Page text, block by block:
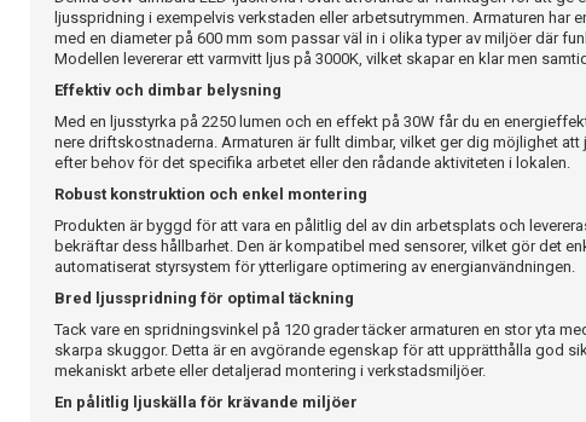
ljusspridning i exempelvis verkstaden eller arbetsutrymmen. Armaturen har
med en diameter på 600 mm som passar väl in i olika typer av miljöer där
Modellen levererar ett varmvitt ljus på 3000K, vilket skapar en klar men
Effektiv och dimbar belysning
Med en ljusstyrka på 2250 lumen och en effekt på 30W får du en
nere driftskostnaderna. Armaturen är fullt dimbar, vilket ger dig möjlighet att
efter behov för det specifika arbetet eller den rådande aktiviteten i lokalen.
Robust konstruktion och enkel montering
Produkten är byggd för att vara en pålitlig del av din arbetsplats och
bekräftar dess hållbarhet. Den är kompatibel med sensorer, vilket gör det
automatiserat styrsystem för ytterligare optimering av energianvändningen.
Bred ljusspridning för optimal täckning
Tack vare en spridningsvinkel på 120 grader täcker armaturen en stor yta
skarpa skuggor. Detta är en avgörande egenskap för att upprätthålla god
mekaniskt arbete eller detaljerad montering i verkstadsmiljöer.
En pålitlig ljuskälla för krävande miljöer